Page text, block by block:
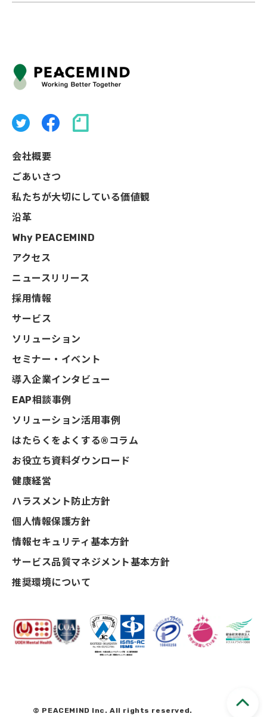
会社概要
ごあいさつ
私たちが大切にしている価値観
沿革
Why PEACEMIND
アクセス
ニュースリリース
採用情報
サービス
ソリューション
セミナー・イベント
導入企業インタビュー
EAP相談事例
ソリューション活用事例
はたらくをよくする®コラム
お役立ち資料ダウンロード
健康経営
ハラスメント防止方針
個人情報保護方針
情報セキュリティ基本方針
サービス品質マネジメント基本方針
推奨環境について
© PEACEMIND Inc. All rights reserved.